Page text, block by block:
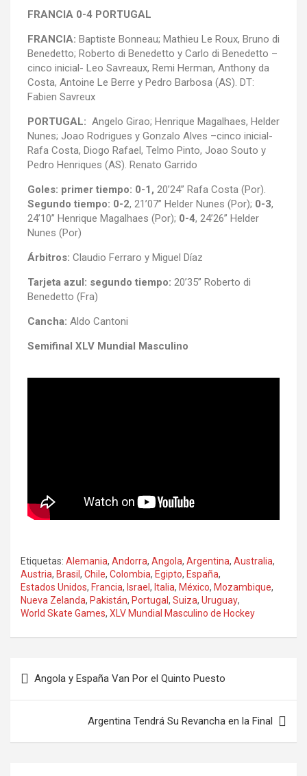
FRANCIA 0-4 PORTUGAL
FRANCIA: Baptiste Bonneau; Mathieu Le Roux, Bruno di
Benedetto; Roberto di Benedetto y Carlo di Benedetto –
cinco inicial- Leo Savreaux, Remi Herman, Anthony da
Costa, Antoine Le Berre y Pedro Barbosa (AS). DT:
Fabien Savreux
PORTUGAL: Angelo Girao; Henrique Magalhaes, Helder
Nunes; Joao Rodrigues y Gonzalo Alves –cinco inicial-
Rafa Costa, Diogo Rafael, Telmo Pinto, Joao Souto y
Pedro Henriques (AS). Renato Garrido
Goles: primer tiempo: 0-1, 20’24” Rafa Costa (Por).
Segundo tiempo: 0-2, 21’07” Helder Nunes (Por); 0-3,
24’10” Henrique Magalhaes (Por); 0-4, 24’26” Helder
Nunes (Por)
Árbitros: Claudio Ferraro y Miguel Díaz
Tarjeta azul: segundo tiempo: 20’35” Roberto di
Benedetto (Fra)
Cancha: Aldo Cantoni
Semifinal XLV Mundial Masculino
Etiquetas: Alemania, Andorra, Angola, Argentina, Australia,
Austria, Brasil , Chile, Colombia, Egipto, España,
Estados Unidos, Francia, Israel , Italia, México, Mozambique,
Nueva Zelanda, Pakistán, Portugal , Suiza, Uruguay,
World Skate Games, XLV Mundial Masculino de Hockey
Angola y España Van Por el Quinto Puesto
Argentina Tendrá Su Revancha en la Final